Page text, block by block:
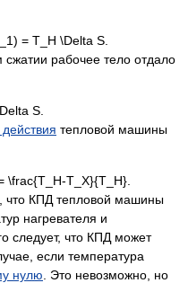
рабочее тело отдало
тепловой машины
что КПД тепловой машины
нагревателя и
следует, что КПД может
если температура
нулю . Это невозможно, но